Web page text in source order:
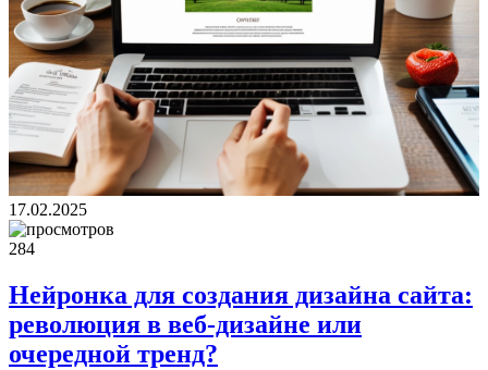
17.02.2025
284
Нейронка для создания дизайна сайта:
революция в веб-дизайне или
очередной тренд?